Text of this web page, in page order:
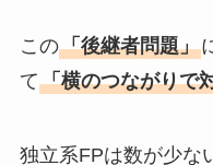
この「後継者問題」
て「横のつながりで
独立系FPは数が少な